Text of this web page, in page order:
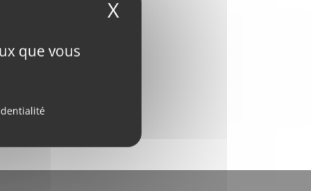
que vous
X Masquer le